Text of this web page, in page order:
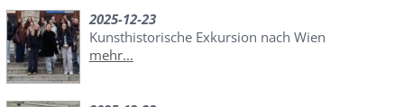
2025-12-23
Kunsthistorische Exkursion nach Wien
mehr...